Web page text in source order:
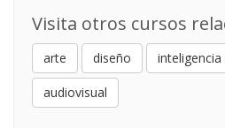
Visita otros cursos
arte diseño
audiovisual